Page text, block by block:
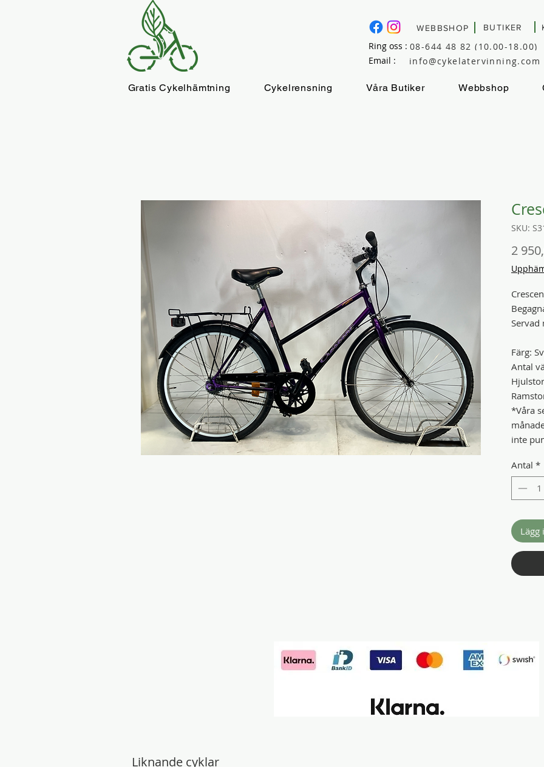
WEBBSHOP BUTIKER
Email : info@cykelatervinning.com
08-644 48 82 (10.00-18.00)
Ring oss :
Gratis Cykelhämtning Cykelrensning Våra Butiker Webbshop
SKU:
2
Servad
Färg:
Antal
*Våra
inte
Antal *
Lägg
Liknande cyklar